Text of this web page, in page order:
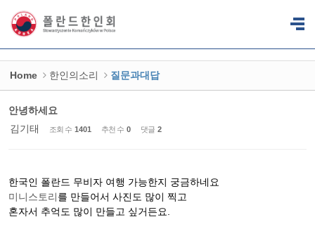
Home 한인의소리 질문과대답
안녕하세요
김기태
조회 수 1401 추천 수 0 댓글 2
한국인 폴란드 무비자 여행 가능한지 궁금하네요
미니스토리를 만들어서 사진도 많이 찍고
혼자서 추억도 많이 만들고 싶거든요.